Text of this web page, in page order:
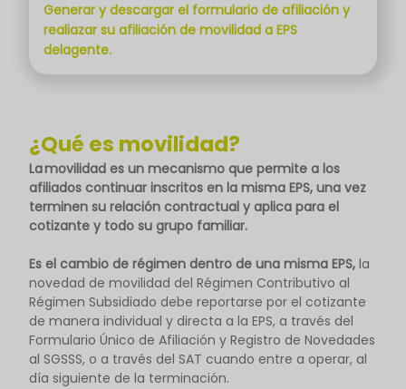
Generar y descargar el formulario de afiliación y
realiazar su afiliación de movilidad a EPS
delagente.
¿Qué es movilidad?
La movilidad es un mecanismo que permite a los
afiliados continuar inscritos en la misma EPS, una vez
terminen su relación contractual y aplica para el
cotizante y todo su grupo familiar.
Es el cambio de régimen dentro de una misma EPS, la
novedad de movilidad del Régimen Contributivo al
Régimen Subsidiado debe reportarse por el cotizante
de manera individual y directa a la EPS, a través del
Formulario Único de Afiliación y Registro de Novedades
al SGSSS, o a través del SAT cuando entre a operar, al
día siguiente de la terminación.